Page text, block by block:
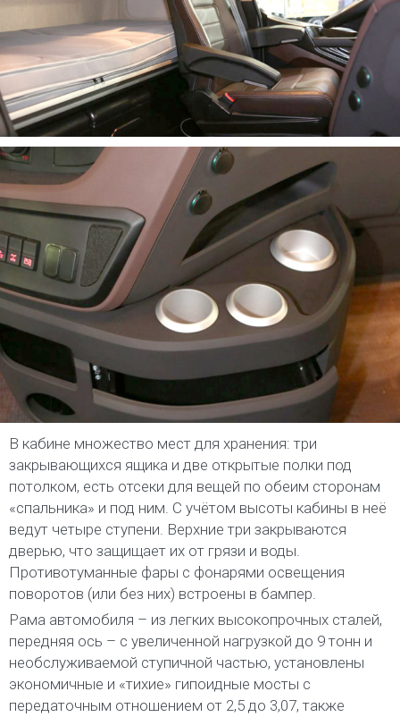
В кабине множество мест для хранения: три
закрывающихся ящика и две открытые полки под
потолком, есть отсеки для вещей по обеим сторонам
«спальника» и под ним. С учётом высоты кабины в неё
ведут четыре ступени. Верхние три закрываются
дверью, что защищает их от грязи и воды.
Противотуманные фары с фонарями освещения
поворотов (или без них) встроены в бампер.
Рама автомобиля – из легких высокопрочных сталей,
передняя ось – с увеличенной нагрузкой до 9 тонн и
необслуживаемой ступичной частью, установлены
экономичные и «тихие» гипоидные мосты с
передаточным отношением от 2,5 до 3,07, также